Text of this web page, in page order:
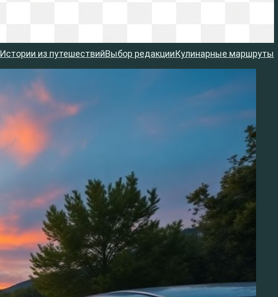
Истории из путешествийВыбор редакцииКулинарные маршруты